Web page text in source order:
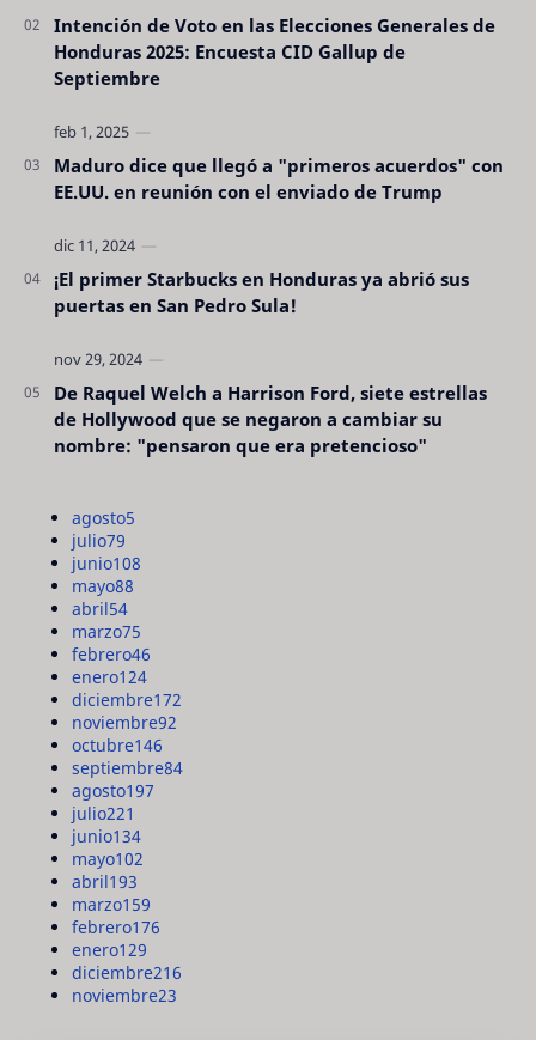
Intención de Voto en las Elecciones Generales de
Honduras 2025: Encuesta CID Gallup de
Septiembre
Maduro dice que llegó a "primeros acuerdos" con
EE.UU. en reunión con el enviado de Trump
¡El primer Starbucks en Honduras ya abrió sus
puertas en San Pedro Sula!
De Raquel Welch a Harrison Ford, siete estrellas
de Hollywood que se negaron a cambiar su
nombre: "pensaron que era pretencioso"
agosto5
julio79
junio108
mayo88
abril54
marzo75
febrero46
enero124
diciembre172
noviembre92
octubre146
septiembre84
agosto197
julio221
junio134
mayo102
abril193
marzo159
febrero176
enero129
diciembre216
noviembre23